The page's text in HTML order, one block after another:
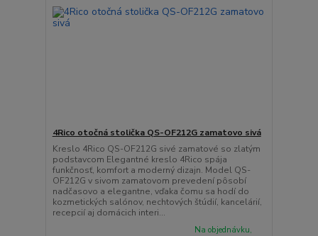
4Rico otočná stolička QS-OF212G zamatovo sivá
Kreslo 4Rico QS-OF212G sivé zamatové so zlatým
podstavcom Elegantné kreslo 4Rico spája
funkčnosť, komfort a moderný dizajn. Model QS-
OF212G v sivom zamatovom prevedení pôsobí
nadčasovo a elegantne, vďaka čomu sa hodí do
kozmetických salónov, nechtových štúdií, kancelárií,
recepcií aj domácich interi...
Na objednávku,